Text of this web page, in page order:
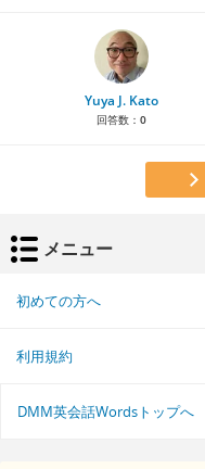
Yuya J. Kato
回答数： 0
メニュー
初めての方へ
利用規約
DMM英会話Wordsトップへ